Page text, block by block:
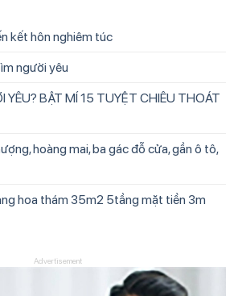
kết hôn nghiêm túc
người yêu
YÊU? BẬT MÍ 15 TUYỆT CHIÊU THOÁT
hoàng mai, ba gác đỗ cửa, gần ô tô,
hoa thám 35m2 5tầng mặt tiền 3m
Advertisement